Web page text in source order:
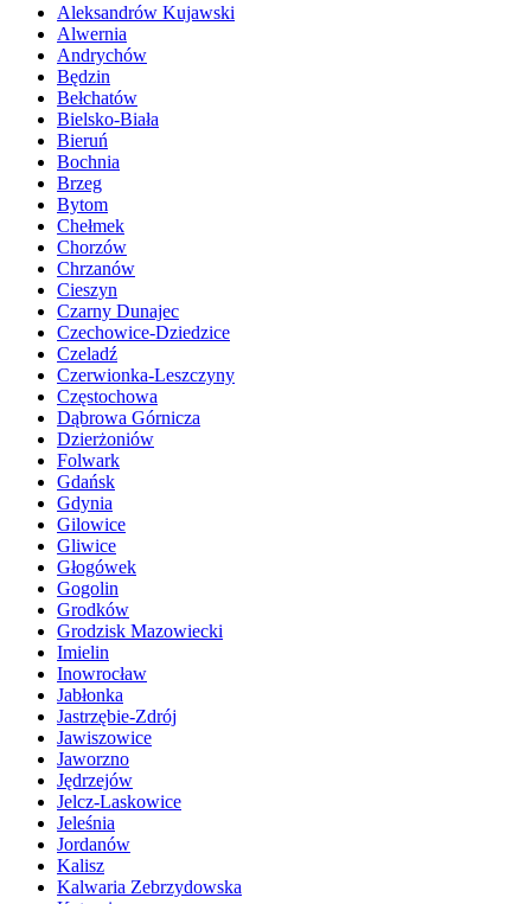
Aleksandrów Kujawski
Alwernia
Andrychów
Będzin
Bełchatów
Bielsko-Biała
Bieruń
Bochnia
Brzeg
Bytom
Chełmek
Chorzów
Chrzanów
Cieszyn
Czarny Dunajec
Czechowice-Dziedzice
Czeladź
Czerwionka-Leszczyny
Częstochowa
Dąbrowa Górnicza
Dzierżoniów
Folwark
Gdańsk
Gdynia
Gilowice
Gliwice
Głogówek
Gogolin
Grodków
Grodzisk Mazowiecki
Imielin
Inowrocław
Jabłonka
Jastrzębie-Zdrój
Jawiszowice
Jaworzno
Jędrzejów
Jelcz-Laskowice
Jeleśnia
Jordanów
Kalisz
Kalwaria Zebrzydowska